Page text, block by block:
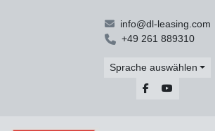
info@dl-leasing.com
+49 261 889310
Sprache auswählen
facebookyoutube